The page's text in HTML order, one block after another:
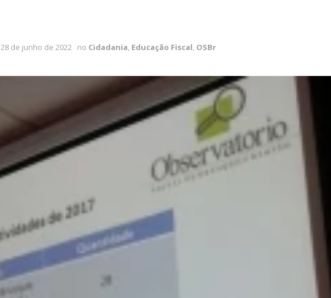
28 de junho de 2022 no Cidadania, Educação Fiscal, OSBr